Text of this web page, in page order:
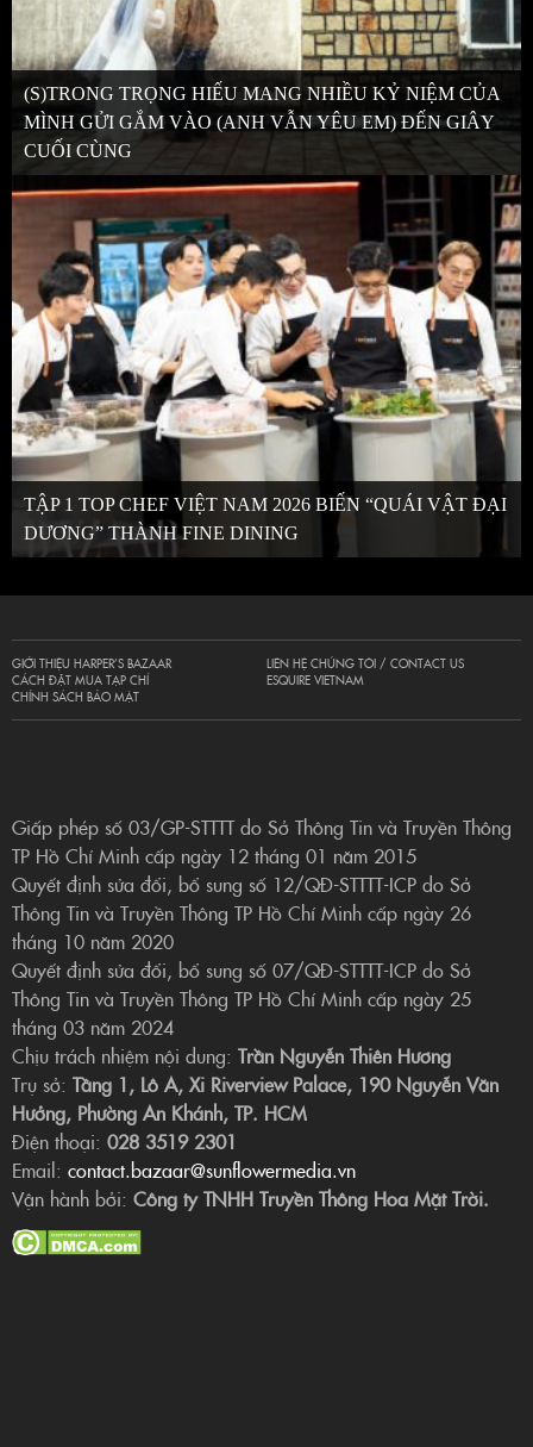
(S)TRONG TRỌNG HIẾU MANG NHIỀU KỶ NIỆM CỦA
MÌNH GỬI GẮM VÀO (ANH VẪN YÊU EM) ĐẾN GIÂY
CUỐI CÙNG
TẬP 1 TOP CHEF VIỆT NAM 2026 BIẾN “QUÁI VẬT ĐẠI
DƯƠNG” THÀNH FINE DINING
GIỚI THIỆU HARPER’S BAZAAR
CÁCH ĐẶT MUA TẠP CHÍ
CHÍNH SÁCH BẢO MẬT
LIÊN HỆ CHÚNG TÔI / CONTACT US
ESQUIRE VIETNAM
Giấp phép số 03/GP-STTTT do Sở Thông Tin và Truyền Thông
TP Hồ Chí Minh cấp ngày 12 tháng 01 năm 2015
Quyết định sửa đổi, bổ sung số 12/QĐ-STTTT-ICP do Sở
Thông Tin và Truyền Thông TP Hồ Chí Minh cấp ngày 26
tháng 10 năm 2020
Quyết định sửa đổi, bổ sung số 07/QĐ-STTTT-ICP do Sở
Thông Tin và Truyền Thông TP Hồ Chí Minh cấp ngày 25
tháng 03 năm 2024
Chịu trách nhiệm nội dung: Trần Nguyễn Thiên Hương
Trụ sở: Tầng 1, Lô A, Xi Riverview Palace, 190 Nguyễn Văn
Hưởng, Phường An Khánh, TP. HCM
Điện thoại: 028 3519 2301
Email: contact.bazaar@sunflowermedia.vn
Vận hành bởi: Công ty TNHH Truyền Thông Hoa Mặt Trời.